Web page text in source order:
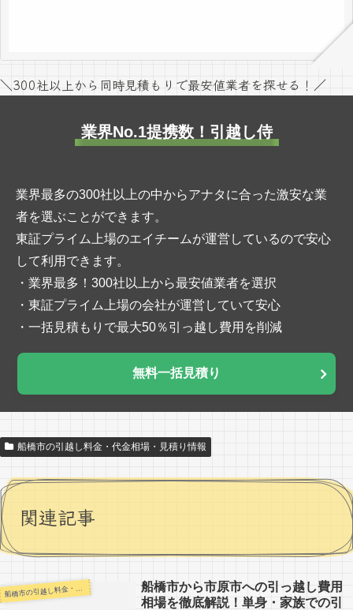
＼300社以上から同時見積もりで最安値業者を探せる！／
業界No.1提携数！引越し侍
業界最多の300社以上の中からアナタに合った激安な業
者を選ぶことができます。
東証プライム上場のエイチームが運営しているので安心
して利用できます。
・業界最多！300社以上から最安値業者を選択
・東証プライム上場の会社が運営していて安心
・一括見積もりで最大50％引っ越し費用を削減
無料一括見積り
船橋市の引越し料金・代金相場・見積り情報
関連記事
船
船橋市から市原市への引っ越し費用
相場を徹底解説！単身・家族での引